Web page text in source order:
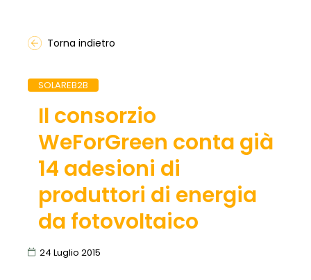
Torna indietro
SOLAREB2B
Il consorzio
WeForGreen conta già
14 adesioni di
produttori di energia
da fotovoltaico
24 Luglio 2015